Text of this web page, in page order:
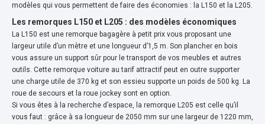
modèles qui vous permettent de faire des économies : la L150 et la L205.
Les remorques L150 et L205 : des modèles économiques
La L150 est une remorque bagagère à petit prix vous proposant une
largeur utile d’un mètre et une longueur d’1,5 m. Son plancher en bois
vous assure un support sûr pour le transport de vos meubles et autres
outils. Cette remorque voiture au tarif attractif peut en outre supporter
une charge utile de 370 kg et son essieu supporte un poids de 500 kg. La
roue de secours et la roue jockey sont en option.
Si vous êtes à la recherche d’espace, la remorque L205 est celle qu’il
vous faut : grâce à sa longueur de 2050 mm sur une largeur de 1220 mm,